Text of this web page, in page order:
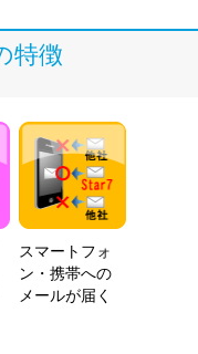
特徴
スマートフォ
ン・携帯への
メールが届く